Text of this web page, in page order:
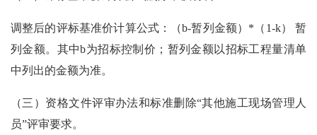
调整后的评标基准价计算公式：（b-暂列金额）*（1-k） 暂
列金额。其中b为招标控制价；暂列金额以招标工程量清单
中列出的金额为准。
（三）资格文件评审办法和标准删除“其他施工现场管理人
员”评审要求。